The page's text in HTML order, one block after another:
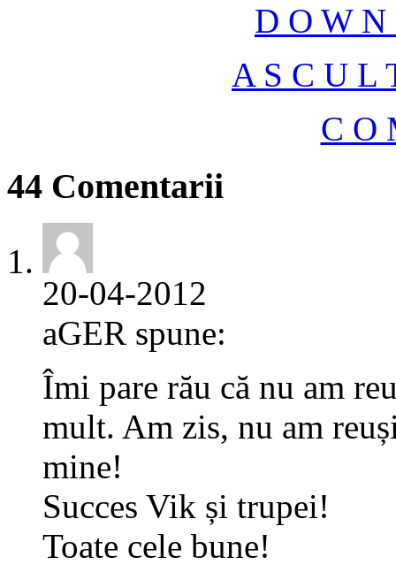
D O W
A S C U L
C O
44 Comentarii
20-04-2012
aGER spune:
Îmi pare rău că nu am
mult. Am zis, nu am
mine!
Succes Vik și trupei!
Toate cele bune!